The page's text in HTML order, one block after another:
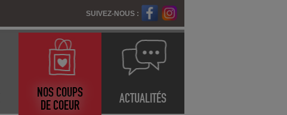
SUIVEZ-NOUS :
NOS COUPS
DE COEUR
ACTUALITÉS